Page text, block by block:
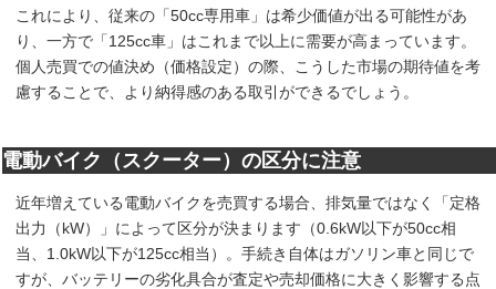
これにより、従来の「50cc専用車」は希少価値が出る可能性があ
り、一方で「125cc車」はこれまで以上に需要が高まっています。
個人売買での値決め（価格設定）の際、こうした市場の期待値を考
慮することで、より納得感のある取引ができるでしょう。
電動バイク（スクーター）の区分に注意
近年増えている電動バイクを売買する場合、排気量ではなく「定格
出力（kW）」によって区分が決まります（0.6kW以下が50cc相
当、1.0kW以下が125cc相当）。手続き自体はガソリン車と同じで
すが、バッテリーの劣化具合が査定や売却価格に大きく影響する点